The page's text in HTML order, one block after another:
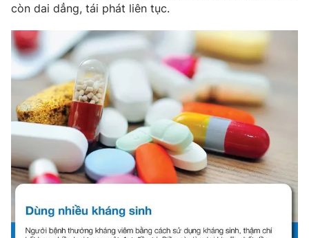
còn dai dẳng, tái phát liên tục.